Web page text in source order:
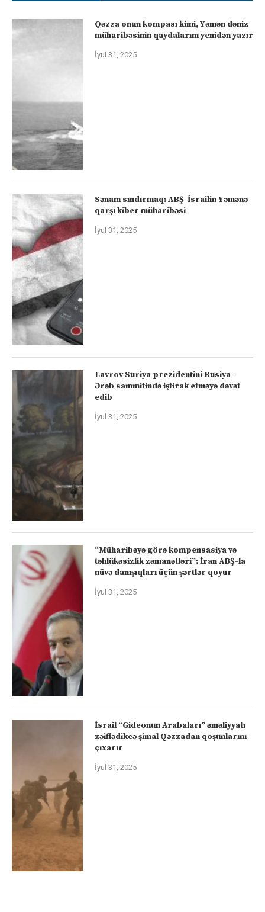
Qəzza onun kompası kimi, Yəmən dəniz
müharibəsinin qaydalarını yenidən yazır
İyul 31, 2025
Sənanı sındırmaq: ABŞ-İsrailin Yəmənə
qarşı kiber müharibəsi
İyul 31, 2025
Lavrov Suriya prezidentini Rusiya–
Ərəb sammitində iştirak etməyə dəvət
edib
İyul 31, 2025
“Müharibəyə görə kompensasiya və
təhlükəsizlik zəmanətləri”: İran ABŞ-la
nüvə danışıqları üçün şərtlər qoyur
İyul 31, 2025
İsrail “Gideonun Arabaları” əməliyyatı
zəiflədikcə şimal Qəzzadan qoşunlarını
çıxarır
İyul 31, 2025